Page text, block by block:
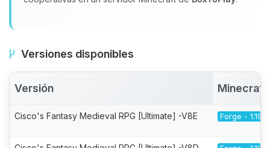
Versiones disponibles
Versión Minecraft
Cisco's Fantasy Medieval RPG [Ultimate] -V8E Forge - 1.19.2